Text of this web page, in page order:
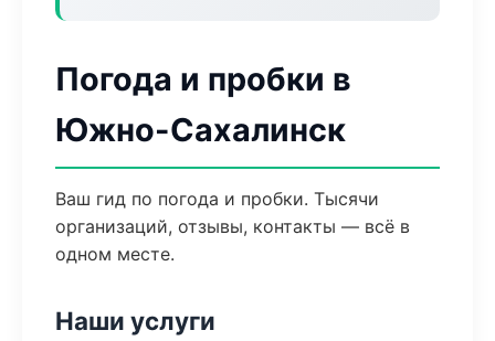
Погода и пробки в
Южно-Сахалинск
Ваш гид по погода и пробки. Тысячи
организаций, отзывы, контакты — всё в
одном месте.
Наши услуги